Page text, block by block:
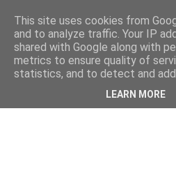
This site uses cookies from
and to analyze traffic. Your IP
shared with Google along with
metrics to ensure quality of
statistics, and to detect and
LEARN MORE